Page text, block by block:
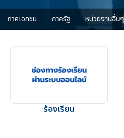
ภาคเอกชน ภาครัฐ หน่วยงานอื่นๆ
ร้องเรียน